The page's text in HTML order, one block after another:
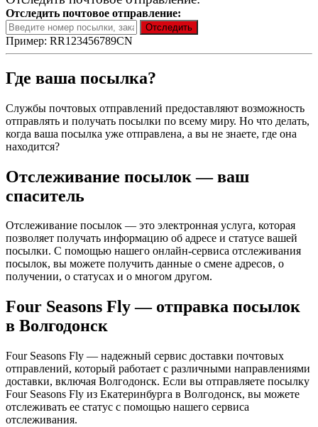
Отследить почтовое отправление:
Пример: RR123456789CN
Где ваша посылка?
Службы почтовых отправлений предоставляют возможность
отправлять и получать посылки по всему миру. Но что делать,
когда ваша посылка уже отправлена, а вы не знаете, где она
находится?
Отслеживание посылок — ваш
спаситель
Отслеживание посылок — это электронная услуга, которая
позволяет получать информацию об адресе и статусе вашей
посылки. С помощью нашего онлайн-сервиса отслеживания
посылок, вы можете получить данные о смене адресов, о
получении, о статусах и о многом другом.
Four Seasons Fly — отправка посылок
в Волгодонск
Four Seasons Fly — надежный сервис доставки почтовых
отправлений, который работает с различными направлениями
доставки, включая Волгодонск. Если вы отправляете посылку
Four Seasons Fly из Екатеринбурга в Волгодонск, вы можете
отслеживать ее статус с помощью нашего сервиса
отслеживания.